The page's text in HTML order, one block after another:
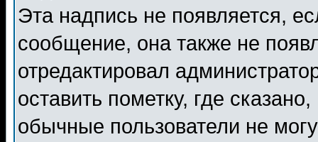
Эта надпись не появляется,
сообщение, она также не
отредактировал
оставить пометку, где
обычные пользователи не